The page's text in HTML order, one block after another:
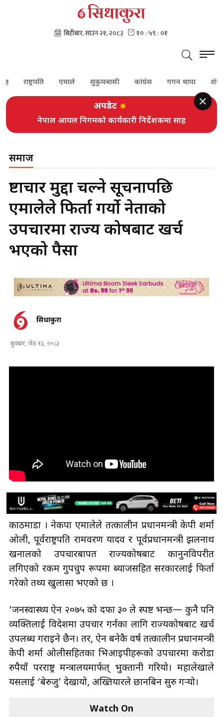
राष्ट्रपति एमाले सुकुमबासी कांग्रेस गगन थापा शेरबहादुर
अपडेट
नेपाल आयल निगमको कार्यकारी निर्देशकमा साह
समाज
भ्रष्टाचार मुद्दा चल्ने सूचनापछि
एमालेले फिर्ता गर्यो नेताको
उपचारमा राज्य कोषबाट खर्च
भएको पैसा
सिधाकुरा
बुधबार, जेठ १३, २०८३
काठमाडाैँ । नेकपा एमालेले तत्कालीन प्रधानमन्त्री केपी शर्मा
ओली, पूर्वराष्ट्रपति रामवरण यादव र पूर्वप्रधानमन्त्री झलनाथ
खनालको उपचारबापत राज्यकोषबाट कानुनविपरीत
लगिएको रकम गुपचुप रूपमा ब्याजसहित सरकारलाई फिर्ता
गरेको तथ्य खुलासा भएको छ ।
‘जनस्वास्थ्य ऐन २०७५ को दफा ३० ले स्पष्ट भन्छ— कुनै पनि
व्यक्तिलाई विदेशमा उपचार गर्नका लागि राज्यकोषबाट खर्च
उपलब्ध गराइने छैन। तर, ऐन बनेकै वर्ष तत्कालीन प्रधानमन्त्री
केपी शर्मा ओलीसहितका भिआइपीहरूको उपचारमा करोडौँ
रुपैयाँ परराष्ट्र मन्त्रालयमार्फत् भुक्तानी गरियो। महालेखाले
यसलाई ‘बेरुजु’ देखायो, अख्तियारले छानबिन सुरु गर्‍यो।
Watch On